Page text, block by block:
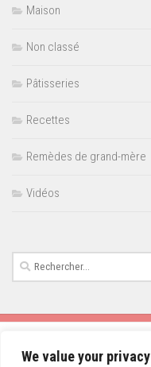
We value your privacy
Maison
Non classé
Pâtisseries
Recettes
Remèdes de grand-mère
Vidéos
Rechercher :